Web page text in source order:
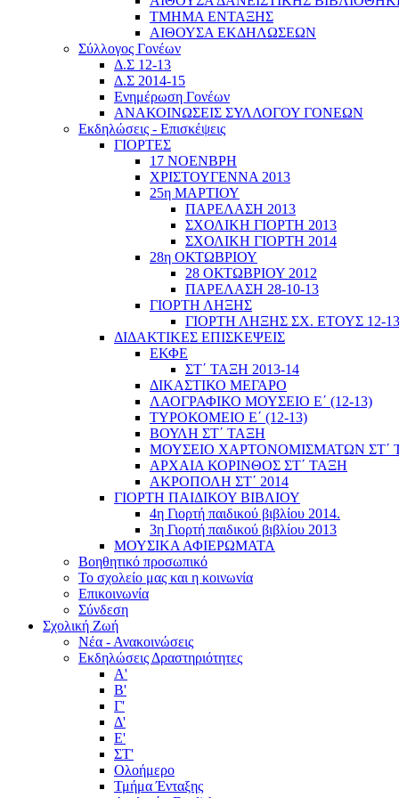
ΤΜΗΜΑ ΕΝΤΑΞΗΣ
ΑΙΘΟΥΣΑ ΕΚΔΗΛΩΣΕΩΝ
Σύλλογος Γονέων
Δ.Σ 12-13
Δ.Σ 2014-15
Ενημέρωση Γονέων
ΑΝΑΚΟΙΝΩΣΕΙΣ ΣΥΛΛΟΓΟΥ ΓΟΝΕΩΝ
Εκδηλώσεις - Επισκέψεις
ΓΙΟΡΤΕΣ
17 ΝΟΕΝΒΡΗ
ΧΡΙΣΤΟΥΓΕΝΝΑ 2013
25η ΜΑΡΤΙΟΥ
ΠΑΡΕΛΑΣΗ 2013
ΣΧΟΛΙΚΗ ΓΙΟΡΤΗ 2013
ΣΧΟΛΙΚΗ ΓΙΟΡΤΗ 2014
28η ΟΚΤΩΒΡΙΟΥ
28 ΟΚΤΩΒΡΙΟΥ 2012
ΠΑΡΕΛΑΣΗ 28-10-13
ΓΙΟΡΤΗ ΛΗΞΗΣ
ΓΙΟΡΤΗ ΛΗΞΗΣ ΣΧ. ΕΤΟΥΣ 12-13
ΔΙΔΑΚΤΙΚΕΣ ΕΠΙΣΚΕΨΕΙΣ
ΕΚΦΕ
ΣΤ΄ ΤΑΞΗ 2013-14
ΔΙΚΑΣΤΙΚΟ ΜΕΓΑΡΟ
ΛΑΟΓΡΑΦΙΚΟ ΜΟΥΣΕΙΟ Ε΄ (12-13)
ΤΥΡΟΚΟΜΕΙΟ Ε΄ (12-13)
ΒΟΥΛΗ ΣΤ΄ ΤΑΞΗ
ΜΟΥΣΕΙΟ ΧΑΡΤΟΝΟΜΙΣΜΑΤΩΝ ΣΤ΄
ΑΡΧΑΙΑ ΚΟΡΙΝΘΟΣ ΣΤ΄ ΤΑΞΗ
ΑΚΡΟΠΟΛΗ ΣΤ΄ 2014
ΓΙΟΡΤΗ ΠΑΙΔΙΚΟΥ ΒΙΒΛΙΟΥ
4η Γιορτή παιδικού βιβλίου 2014.
3η Γιορτή παιδικού βιβλίου 2013
ΜΟΥΣΙΚΑ ΑΦΙΕΡΩΜΑΤΑ
Βοηθητικό προσωπικό
Το σχολείο μας και η κοινωνία
Επικοινωνία
Σύνδεση
Σχολική Ζωή
Νέα - Ανακοινώσεις
Εκδηλώσεις Δραστηριότητες
Α'
Β'
Γ'
Δ'
Ε'
ΣΤ'
Ολοήμερο
Τμήμα Ένταξης